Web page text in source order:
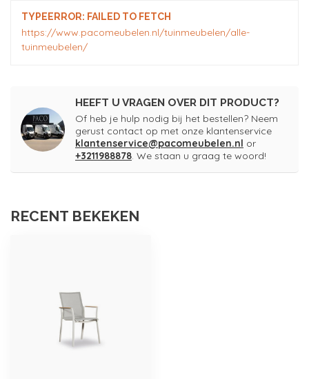
TYPEERROR: FAILED TO FETCH
https://www.pacomeubelen.nl/tuinmeubelen/alle-
tuinmeubelen/
HEEFT U VRAGEN OVER DIT PRODUCT?
Of heb je hulp nodig bij het bestellen? Neem
gerust contact op met onze klantenservice
klantenservice@pacomeubelen.nl or
+3211988878. We staan u graag te woord!
RECENT BEKEKEN